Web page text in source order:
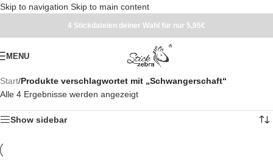
Skip to navigation Skip to main content
4 Stickdateien deiner Wahl für nur 5,95€
MENU
Start/Produkte verschlagwortet mit „Schwangerschaft“
Alle 4 Ergebnisse werden angezeigt
Show sidebar